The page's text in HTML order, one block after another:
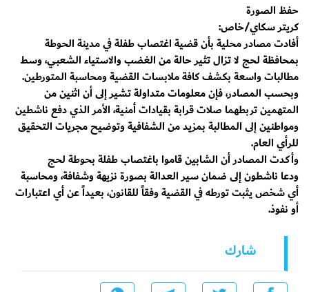
حفظ الصورة
كريتر سكاي/خاص:
أفادت مصادر محلية بأن قضية اغتصاب طفلة في مدينة الحوطة
بمحافظة لحج لا تزال تثير حالة من الغضب والاستياء الشعبي، وسط
مطالبات واسعة بكشف كافة ملابسات القضية ومحاسبة المتورطين.
وبحسب المصادر، فإن معلومات متداولة تشير إلى أن اثنين من
المتهمين تربطهما صلات قرابة بقيادات أمنية، الأمر الذي دفع ناشطين
ومواطنين إلى المطالبة بمزيد من الشفافية وتوضيح مجريات التحقيق
للرأي العام.
وأكدت المصادر أن الشابين قاموا باغتصاب طفلة بحوطة لحج
ودعا ناشطون إلى ضمان سير العدالة بصورة نزيهة وشفافة، ومحاسبة
أي شخص يثبت تورطه في القضية وفقاً للقانون، بعيداً عن أي اعتبارات
أو نفوذ.
شارك